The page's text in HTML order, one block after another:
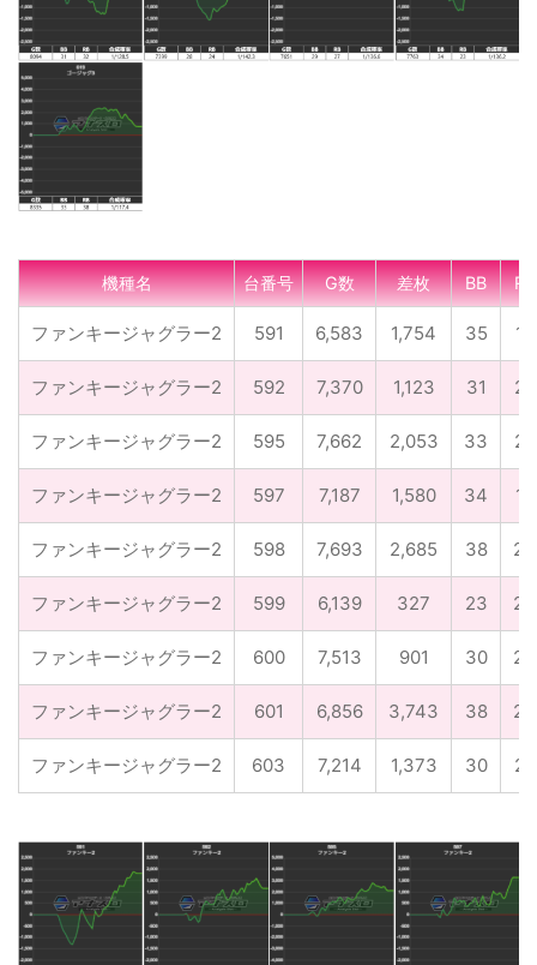
機種名 台番号 G数 差枚 BB RB
ファンキージャグラー2 591 6,583 1,754 35 18
ファンキージャグラー2 592 7,370 1,123 31 26
ファンキージャグラー2 595 7,662 2,053 33 28
ファンキージャグラー2 597 7,187 1,580 34 18
ファンキージャグラー2 598 7,693 2,685 38 24
ファンキージャグラー2 599 6,139 327 23 23
ファンキージャグラー2 600 7,513 901 30 24
ファンキージャグラー2 601 6,856 3,743 38 24
ファンキージャグラー2 603 7,214 1,373 30 26